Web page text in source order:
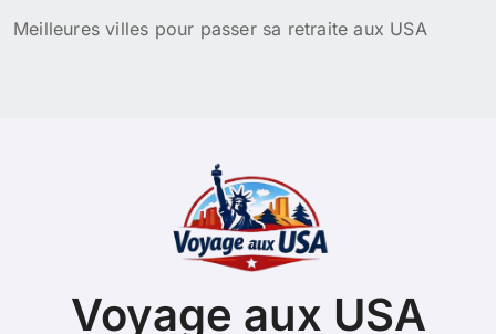
Meilleures villes pour passer sa retraite aux USA
Voyage aux USA